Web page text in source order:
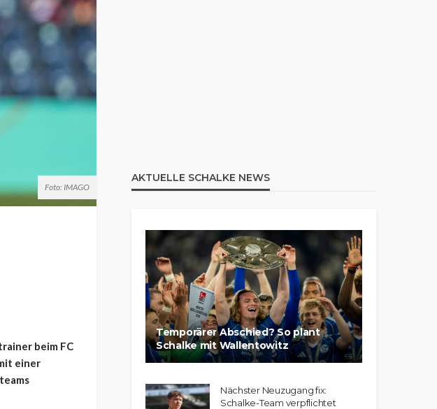
Foto: IMAGO
beim FC
einer
AKTUELLE SCHALKE NEWS
Temporärer Abschied? So plant
Schalke mit Wallentowitz
Nächster Neuzugang fix:
Schalke-Team verpflichtet